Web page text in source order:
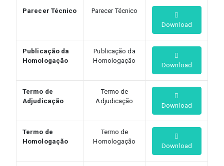
Parecer Técnico
Parecer Técnico
Download
Publicação da
Homologação
Publicação da
Homologação
Download
Termo de
Adjudicação
Termo de
Adjudicação
Download
Termo de
Homologação
Termo de
Homologação
Download